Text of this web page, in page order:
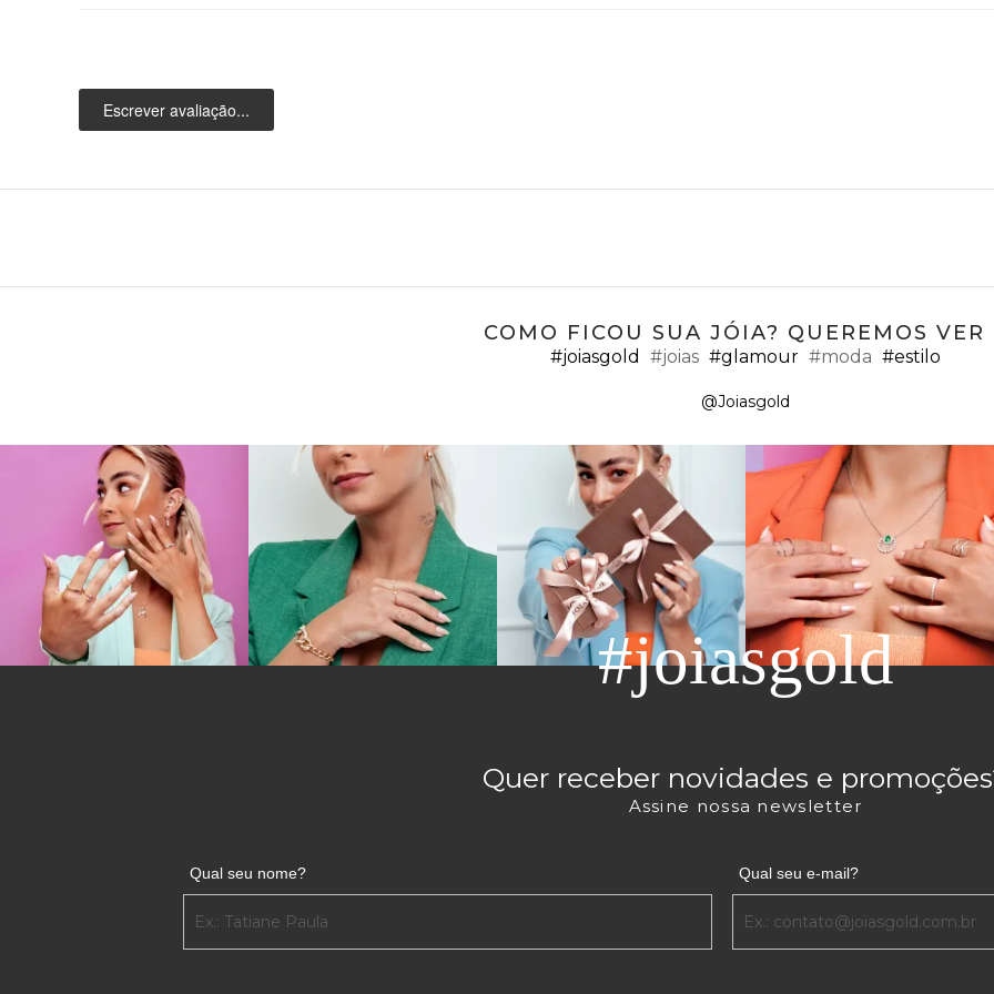
Escrever avaliação...
COMO FICOU SUA JÓIA? QUEREMOS VER
#joiasgold #joias #glamour #moda #estilo
@Joiasgold
#joiasgold
Quer receber novidades e
Assine nossa newsletter
Qual seu nome? Qual seu e-mail?